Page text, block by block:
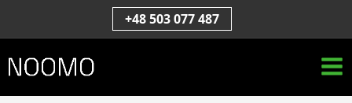
treści
+48 503 077 487
k
a